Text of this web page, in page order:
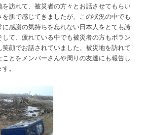
訪れて、被災者の方々とお話させてもらい
肌で感じてきましたが、この状況の中でも
感謝の気持ちを忘れない日本人をとても誇
して、疲れている中でも被災者の方もボラン
顔でお話されていました。被災地を訪れて
とをメンバーさんや周りの友達にも報告し
。